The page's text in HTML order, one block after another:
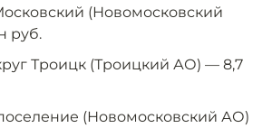
(Новомосковский
руб.
Троицк (Троицкий АО) — 8,7
(Новомосковский АО)